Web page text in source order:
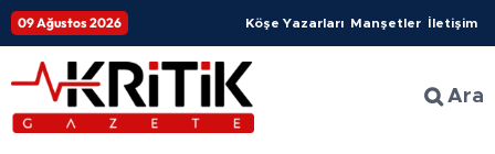
09 Ağustos 2026 Köşe Yazarları Manşetler İletişim
Ara